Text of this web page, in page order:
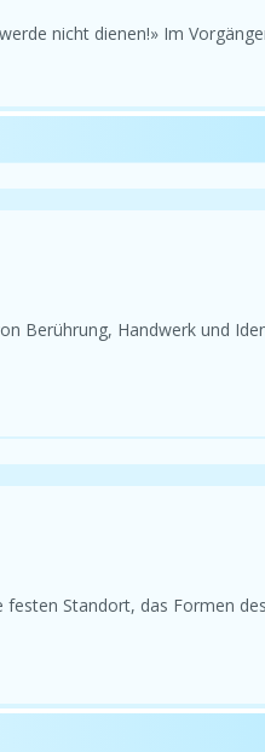
nicht dienen!» Im
Berührung, Handwerk und
Standort, das Formen